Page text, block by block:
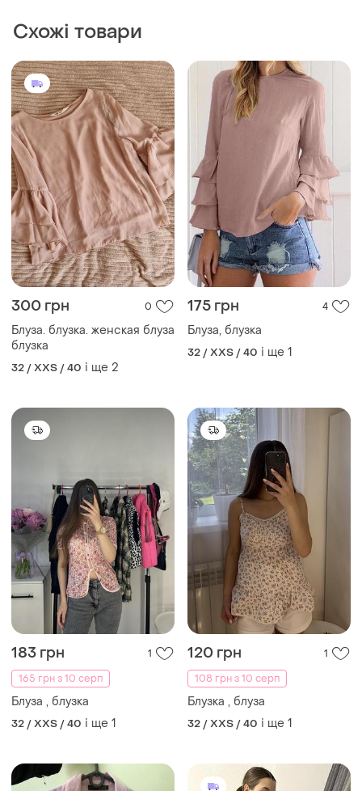
Схожі товари
300 грн 0
Блуза. блузка. женская блуза
блузка
32 / XXS / 40 і ще 2
175 грн 4
Блуза, блузка
32 / XXS / 40 і ще 1
183 грн
1
165 грн з 10 серп
Блуза , блузка
32 / XXS / 40 і ще 1
120 грн
1
108 грн з 10 серп
Блузка , блуза
32 / XXS / 40 і ще 1